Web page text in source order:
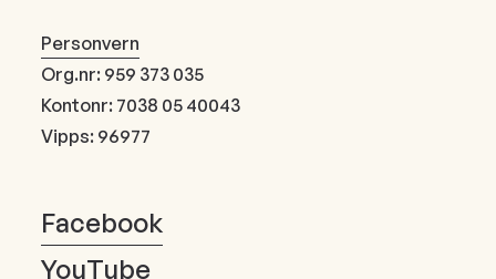
Personvern
Org.nr: 959 373 035
Kontonr: 7038 05 40043
Vipps: 96977
Facebook
YouTube